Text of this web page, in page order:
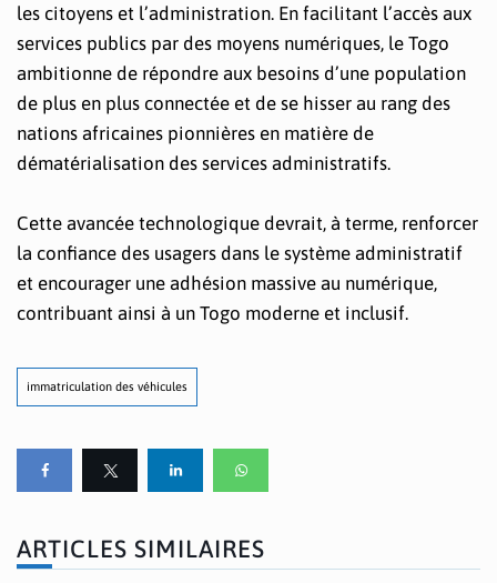
les citoyens et l’administration. En facilitant l’accès aux
services publics par des moyens numériques, le Togo
ambitionne de répondre aux besoins d’une population
de plus en plus connectée et de se hisser au rang des
nations africaines pionnières en matière de
dématérialisation des services administratifs.
Cette avancée technologique devrait, à terme, renforcer
la confiance des usagers dans le système administratif
et encourager une adhésion massive au numérique,
contribuant ainsi à un Togo moderne et inclusif.
immatriculation des véhicules
ARTICLES SIMILAIRES